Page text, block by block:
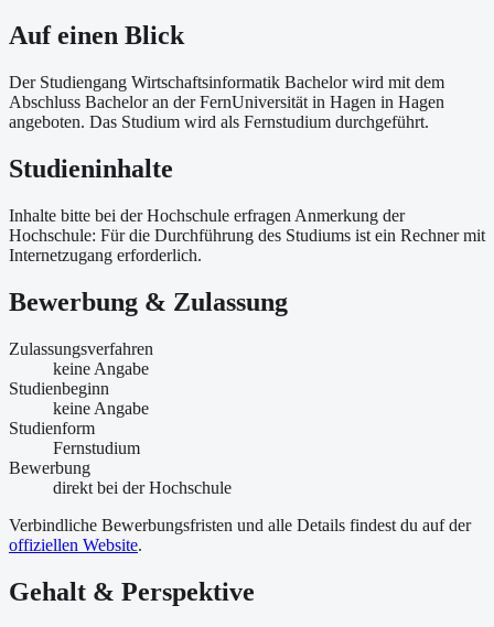
Auf einen Blick
Der Studiengang Wirtschaftsinformatik Bachelor wird mit dem
Abschluss Bachelor an der FernUniversität in Hagen in Hagen
angeboten. Das Studium wird als Fernstudium durchgeführt.
Studieninhalte
Inhalte bitte bei der Hochschule erfragen Anmerkung der
Hochschule: Für die Durchführung des Studiums ist ein Rechner mit
Internetzugang erforderlich.
Bewerbung & Zulassung
Zulassungsverfahren
keine Angabe
Studienbeginn
keine Angabe
Studienform
Fernstudium
Bewerbung
direkt bei der Hochschule
Verbindliche Bewerbungsfristen und alle Details findest du auf der
offiziellen Website.
Gehalt & Perspektive